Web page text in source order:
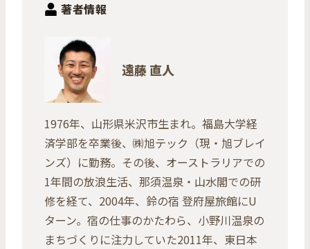
著者情報
遠藤 直人
1976年、山形県米沢市生まれ。福島大学経
済学部を卒業後、㈱旭テック（現・旭ブレイ
ンズ）に勤務。その後、オーストラリアでの
1年間の放浪生活、那須温泉・山水閣での研
修を経て、2004年、鈴の宿 登府屋旅館にU
ターン。宿の仕事のかたわら、小野川温泉の
まちづくりに注力していた2011年、東日本